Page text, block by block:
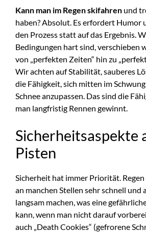
Kann man im Regen skifahren und
haben? Absolut. Es erfordert Humor
den Prozess statt auf das Ergebnis.
Bedingungen hart sind, verschieben
von „perfekten Zeiten“ hin zu
Wir achten auf Stabilität, sauberes
die Fähigkeit, sich mitten im
Schnee anzupassen. Das sind die
man langfristig Rennen gewinnt.
Sicherheitsaspekte
Pisten
Sicherheit hat immer Priorität. Regen
an manchen Stellen sehr schnell und
langsam machen, was eine
kann, wenn man nicht darauf
auch „Death Cookies“ (gefrorene